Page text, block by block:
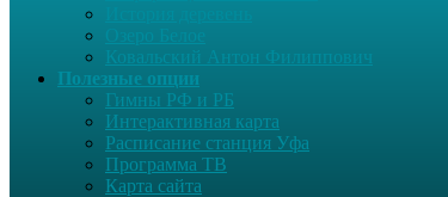
Ковальский Антон Филиппович
Полезные опции
Гимны РФ и РБ
Интерактивная карта
Расписание станция Уфа
Программа ТВ
Карта сайта